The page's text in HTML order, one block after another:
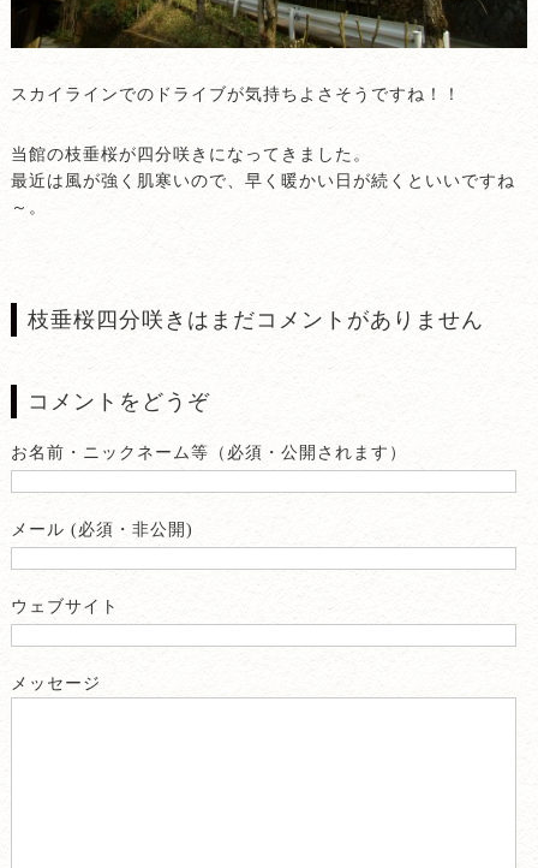
スカイラインでのドライブが気持ちよさそうですね！！
当館の枝垂桜が四分咲きになってきました。
最近は風が強く肌寒いので、早く暖かい日が続くといいですね
～。
枝垂桜四分咲きはまだコメントがありません
コメントをどうぞ
お名前・ニックネーム等（必須・公開されます）
メール (必須・非公開)
ウェブサイト
メッセージ